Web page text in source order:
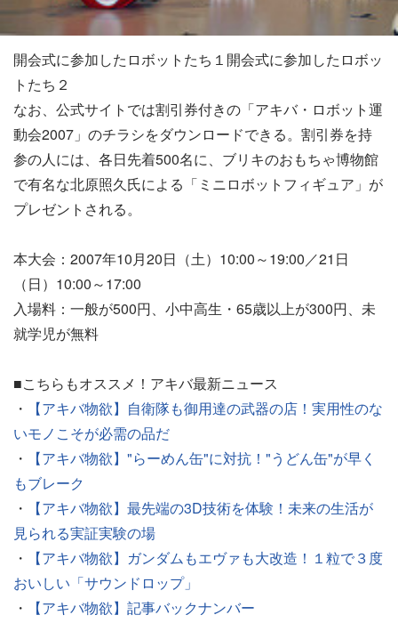
開会式に参加したロボットたち１開会式に参加したロボッ
トたち２
なお、公式サイトでは割引券付きの「アキバ・ロボット運
動会2007」のチラシをダウンロードできる。割引券を持
参の人には、各日先着500名に、ブリキのおもちゃ博物館
で有名な北原照久氏による「ミニロボットフィギュア」が
プレゼントされる。
本大会：2007年10月20日（土）10:00～19:00／21日
（日）10:00～17:00
入場料：一般が500円、小中高生・65歳以上が300円、未
就学児が無料
■こちらもオススメ！アキバ最新ニュース
・
【アキバ物欲】自衛隊も御用達の武器の店！実用性のな
いモノこそが必需の品だ
・
【アキバ物欲】"らーめん缶"に対抗！"うどん缶"が早く
もブレーク
・
【アキバ物欲】最先端の3D技術を体験！未来の生活が
見られる実証実験の場
・
【アキバ物欲】ガンダムもエヴァも大改造！１粒で３度
おいしい「サウンドロップ」
・
【アキバ物欲】記事バックナンバー